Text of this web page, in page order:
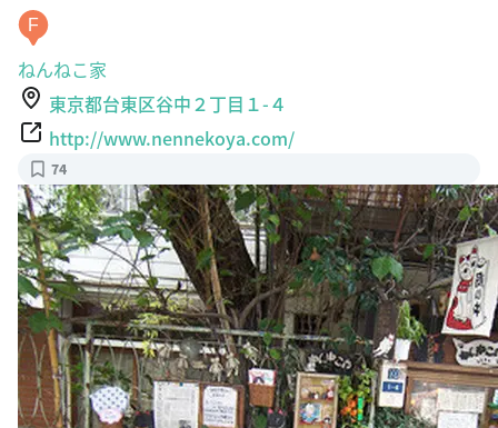
F
ねんねこ家
東京都台東区谷中２丁目１-４
http://www.nennekoya.com/
74